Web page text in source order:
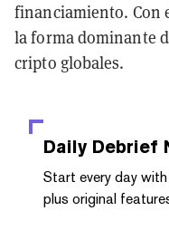
financiamiento. Con
la forma dominante
cripto globales.
Daily Debrief
Start every day
plus original